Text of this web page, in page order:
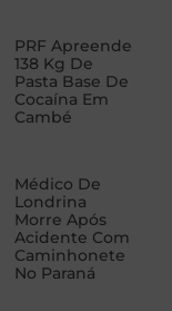
PRF Apreende
138 Kg De
Pasta Base De
Cocaína Em
Cambé
Médico De
Londrina
Morre Após
Acidente Com
Caminhonete
No Paraná